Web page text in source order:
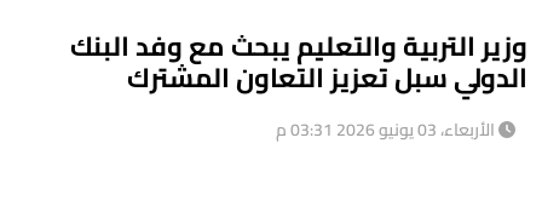
وزير التربية والتعليم يبحث مع وفد البنك
الدولي سبل تعزيز التعاون المشترك
الأربعاء، 03 يونيو 2026 03:31 م